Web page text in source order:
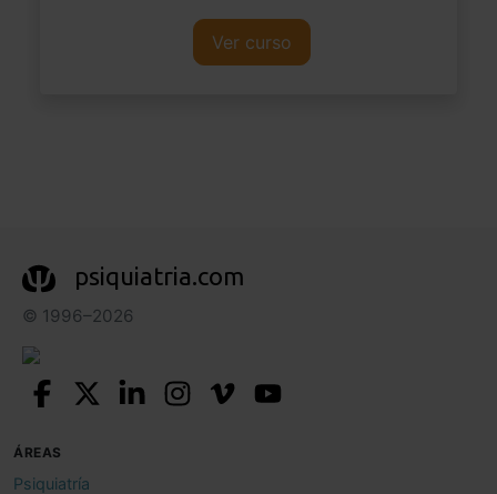
Ver curso
psiquiatria.com
© 1996–2026
ÁREAS
Psiquiatría